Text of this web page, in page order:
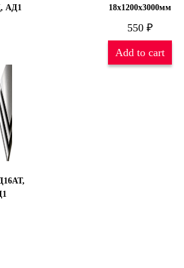
АД1
18х1200х3000мм
550₽
Add to cart